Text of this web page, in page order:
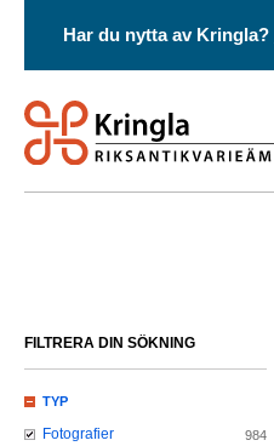
Har du nytta av Kringla?
FILTRERA DIN SÖKNING
TYP
Fotografier 984